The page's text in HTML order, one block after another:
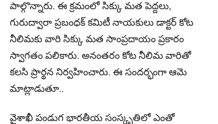
పాల్గొన్నారు. ఈ క్రమంలో సిక్కు మత పెద్దలు,
గురుద్వారా ప్రబంధక్ కమిటీ నాయకులు డాక్టర్ కోట
నీలిమకు వారి సిక్కు మత సాంప్రదాయం ప్రకారం
స్వాగతం పలికారు. అనంతరం కోట నీలిమ వారితో
కలసి ప్రార్థన నిర్వహించారు. ఈ సందర్భంగా ఆమె
మాట్లాడుతూ..
వైశాఖీ పండుగ భారతీయ సంస్కృతిలో ఎంతో